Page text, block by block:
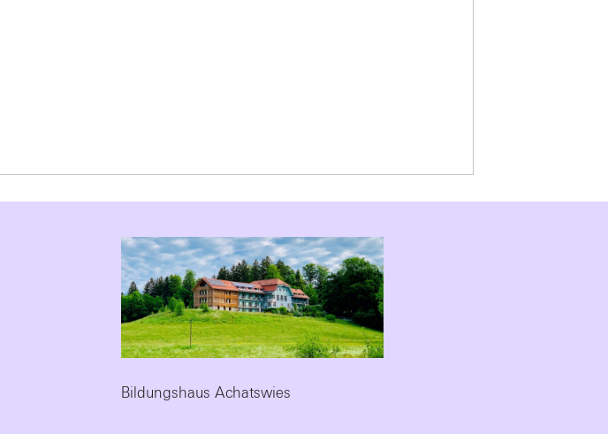
Bildungshaus Achatswies